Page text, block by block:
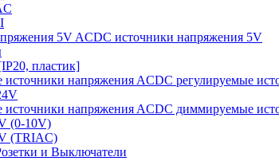
ACDC источники напряжения 5V
пластик]
ACDC регулируемые
ACDC диммируемые
(0-10V)
(TRIAC)
и Выключатели